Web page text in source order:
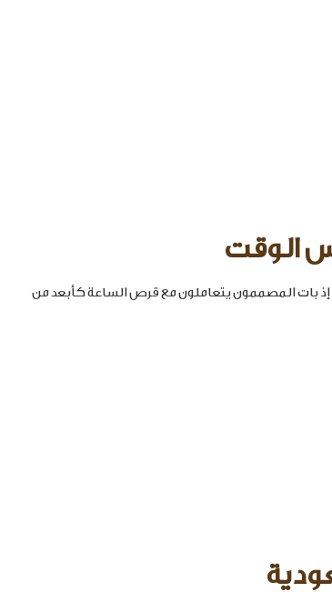
الوقت
إذ بات المصممون يتعاملون مع قرص الساعة كأبعد من